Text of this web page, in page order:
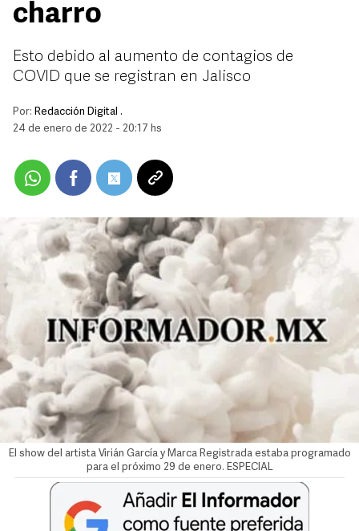
charro
Esto debido al aumento de contagios de
COVID que se registran en Jalisco
Por: Redacción Digital .
24 de enero de 2022 - 20:17 hs
El show del artista Virián García y Marca Registrada estaba programado
para el próximo 29 de enero. ESPECIAL